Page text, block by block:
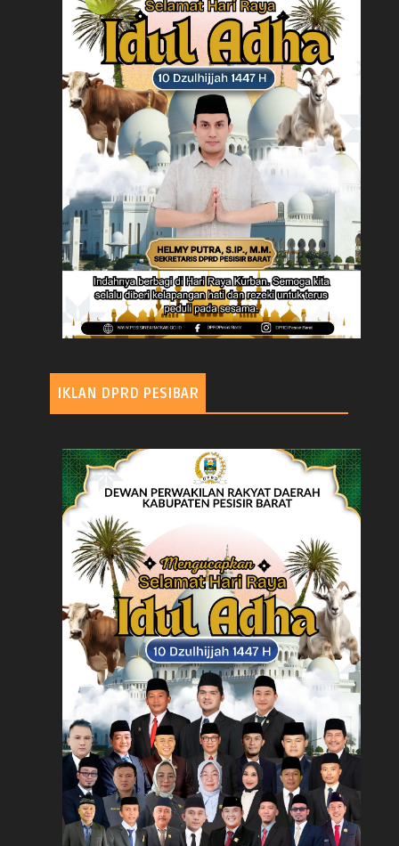
IKLAN DPRD PESIBAR